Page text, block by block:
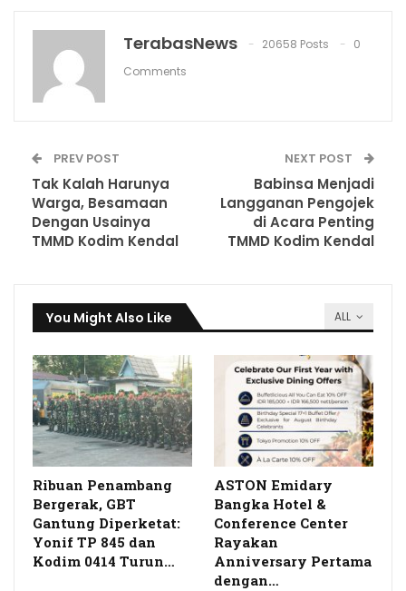
TerabasNews 20658 Posts
0
Comments
PREV POST
Tak Kalah Harunya
Warga, Besamaan
Dengan Usainya
TMMD Kodim Kendal
NEXT POST
Babinsa Menjadi
Langganan Pengojek
di Acara Penting
TMMD Kodim Kendal
ALL
You Might Also Like
Ribuan Penambang
Bergerak, GBT
Gantung Diperketat:
Yonif TP 845 dan
Kodim 0414 Turun…
ASTON Emidary
Bangka Hotel &
Conference Center
Rayakan
Anniversary Pertama
dengan…